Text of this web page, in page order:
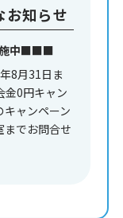
お知らせ
施中■■■
8月31日ま
金0円キャン
ャンペーン
までお問合せ